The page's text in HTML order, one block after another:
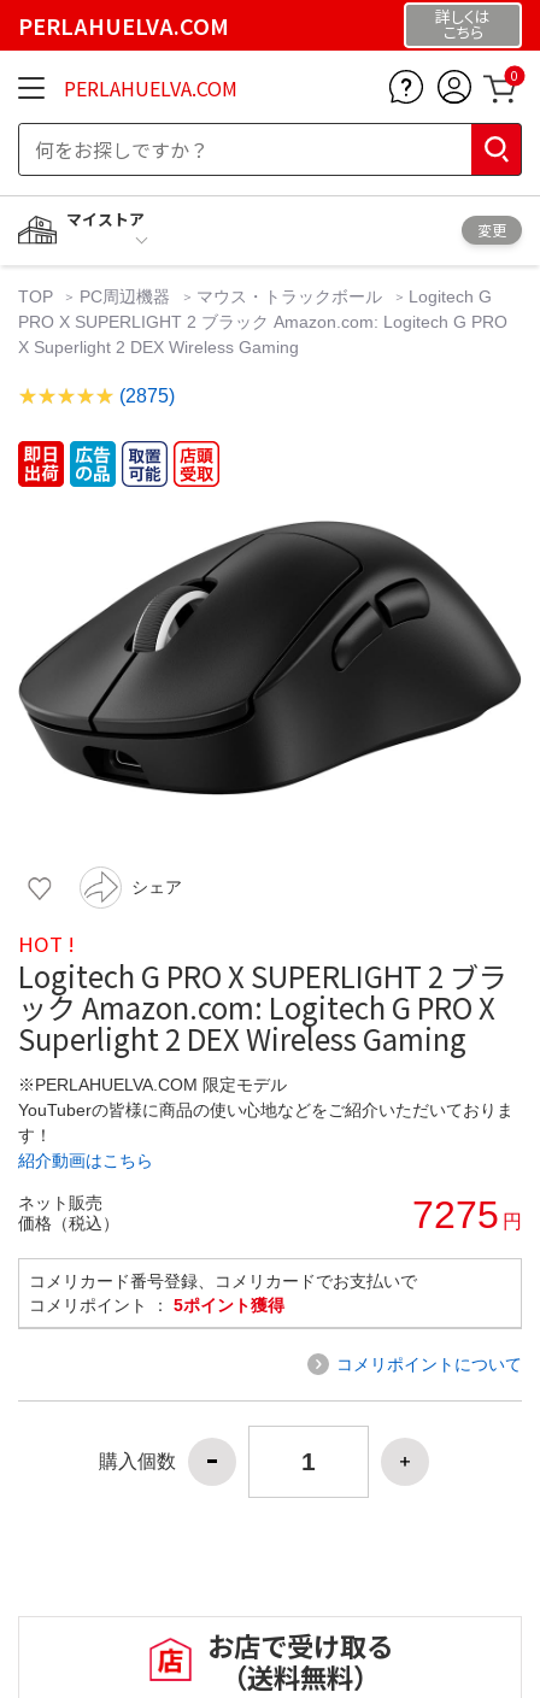
PERLAHUELVA.COM 詳しくは
こちら
PERLAHUELVA.COM 0
マイストア
変更
TOP PC周辺機器 マウス・トラックボール
Logitech G
PRO X SUPERLIGHT 2 ブラック Amazon.com: Logitech G PRO
X Superlight 2 DEX Wireless Gaming
(2875)
シェア
HOT !
Logitech G PRO X SUPERLIGHT 2 ブラ
ック Amazon.com: Logitech G PRO X
Superlight 2 DEX Wireless Gaming
※PERLAHUELVA.COM 限定モデル
YouTuberの皆様に商品の使い心地などをご紹介いただいておりま
す！
紹介動画はこちら
ネット販売
価格（税込）
7275 円
コメリカード番号登録、コメリカードでお支払いで
コメリポイント ： 5ポイント獲得
コメリポイントについて
購入個数
お店で受け取る
（送料無料）